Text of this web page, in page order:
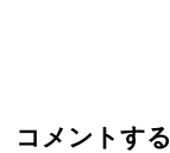
コメントする